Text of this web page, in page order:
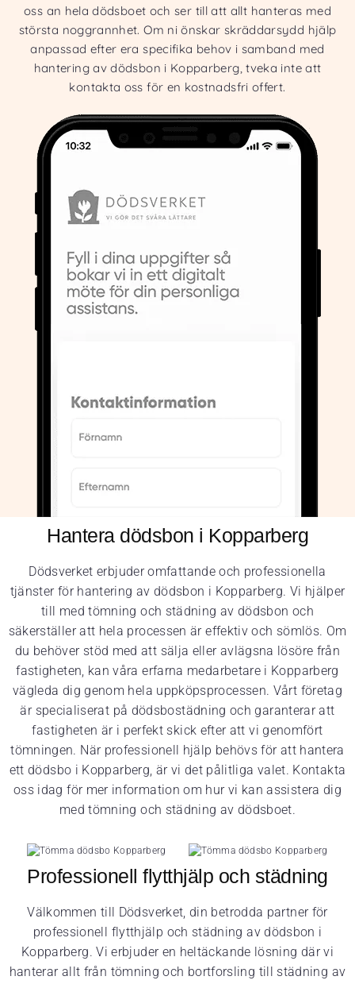
oss an hela dödsboet och ser till att allt hanteras med
största noggrannhet. Om ni önskar skräddarsydd hjälp
anpassad efter era specifika behov i samband med
hantering av dödsbon i Kopparberg, tveka inte att
kontakta oss för en kostnadsfri offert.
Hantera dödsbon i Kopparberg
Dödsverket erbjuder omfattande och professionella
tjänster för hantering av dödsbon i Kopparberg. Vi hjälper
till med tömning och städning av dödsbon och
säkerställer att hela processen är effektiv och sömlös. Om
du behöver stöd med att sälja eller avlägsna lösöre från
fastigheten, kan våra erfarna medarbetare i Kopparberg
vägleda dig genom hela uppköpsprocessen. Vårt företag
är specialiserat på dödsbostädning och garanterar att
fastigheten är i perfekt skick efter att vi genomfört
tömningen. När professionell hjälp behövs för att hantera
ett dödsbo i Kopparberg, är vi det pålitliga valet. Kontakta
oss idag för mer information om hur vi kan assistera dig
med tömning och städning av dödsboet.
Professionell flytthjälp och städning
Välkommen till Dödsverket, din betrodda partner för
professionell flytthjälp och städning av dödsbon i
Kopparberg. Vi erbjuder en heltäckande lösning där vi
hanterar allt från tömning och bortforsling till städning av